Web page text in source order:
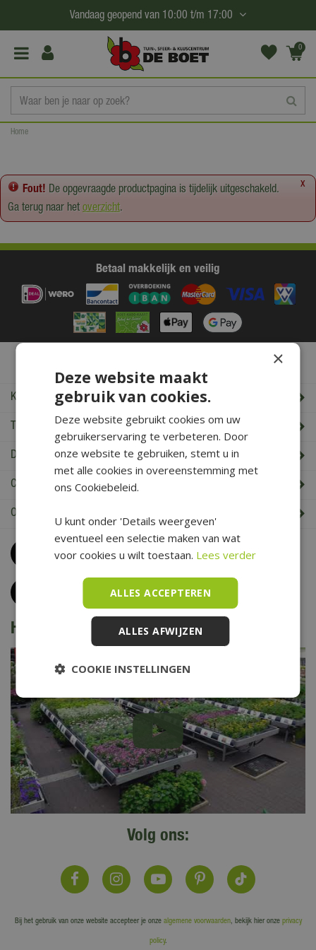
a
Home
Vandaag geopend van 10:00 t/m 17:00
0
(€0,
x
Fout! De opgevraagde productpagina is tijdelijk uitgeschakeld.
Ga terug naar hetoverzicht.
Betaal makkelijk en veilig
Klantenservice
Tuincentrum De Boet
De Boet klantenkaart
Cadeaukaart saldo check
Openingstijden & Contact
Bel0226 352 197
(maandag t/m zaterdag van 09.00 t/m 17.00 uur)
Klantenservice
Het is voorjaar bij De Boet
Volg ons:
Bij het gebruik van onze website accepteer je onze algemene voorwaarden, bekijk hier onze privacy
policy.
×
Deze website maakt
gebruik van cookies.
Deze website gebruikt cookies om uw
gebruikerservaring te verbeteren. Door
onze website te gebruiken, stemt u in
met alle cookies in overeenstemming met
ons Cookiebeleid.
U kunt onder 'Details weergeven'
eventueel een selectie maken van wat
voor cookies u wilt toestaan. Lees verder
ALLES ACCEPTEREN
ALLES AFWIJZEN
COOKIE INSTELLINGEN